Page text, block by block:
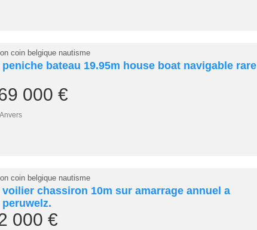
peniche bateau 19.95m house boat navigable rare
coin belgique nautisme
000 €
Anvers
voilier chassiron 10m sur amarrage annuel a
peruwelz.
coin belgique nautisme
000 €